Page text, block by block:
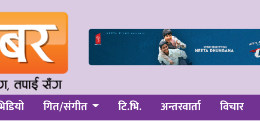
गित/संगीत टि.भि. अन्तरवार्ता विचार